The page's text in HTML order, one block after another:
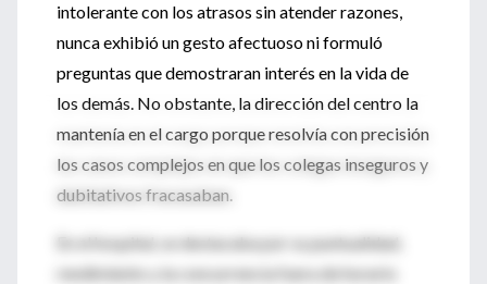
intolerante con los atrasos sin atender razones,
nunca exhibió un gesto afectuoso ni formuló
preguntas que demostraran interés en la vida de
los demás. No obstante, la dirección del centro la
mantenía en el cargo porque resolvía con precisión
los casos complejos en que los colegas inseguros y
dubitativos fracasaban.
En el hospital, se destacaba por su puntualidad,
rendimiento y la concurrencia fuera de horario